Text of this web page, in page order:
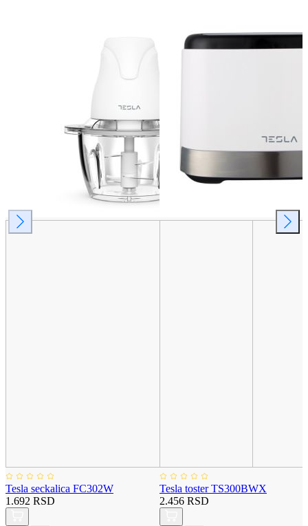
Tesla seckalica FC302W
1.692 RSD
Tesla toster TS300BWX
2.456 RSD